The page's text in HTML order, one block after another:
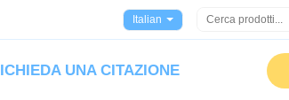
Italian
UNA CITAZIONE